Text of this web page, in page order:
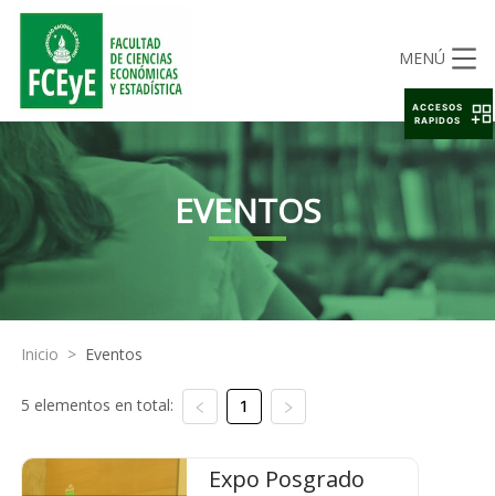
MENÚ
EVENTOS
Inicio > Eventos
5 elementos en total: 1
Expo Posgrado
ACCESOS
RAPIDOS